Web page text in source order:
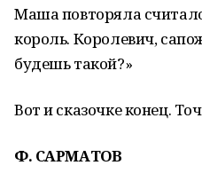
Маша повторяла
король. Королевич,
будешь такой?»
Вот и сказочке конец.
Ф. САРМАТОВ